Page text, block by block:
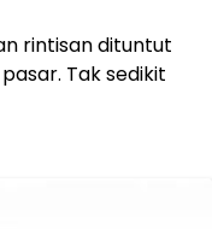
rintisan dituntut
Tak sedikit